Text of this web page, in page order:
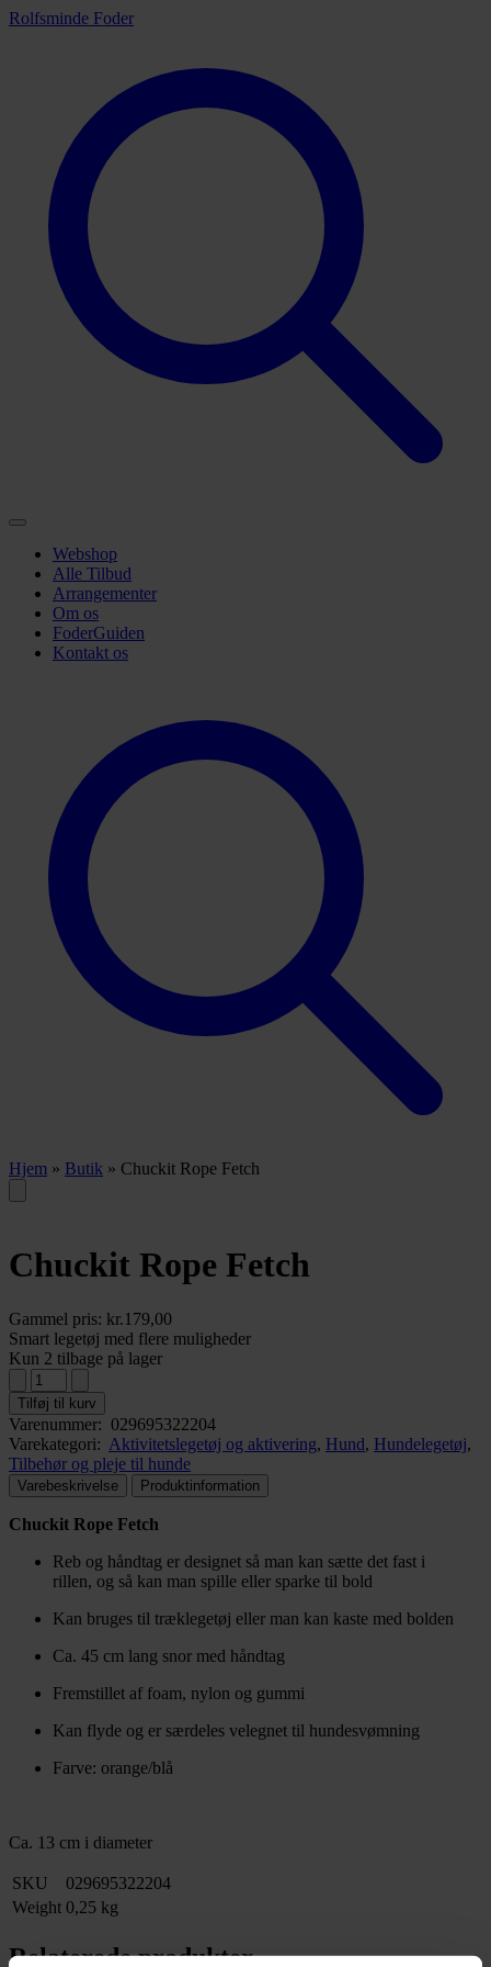
Rolfsminde Foder
Webshop
Alle Tilbud
Arrangementer
Om os
FoderGuiden
Kontakt os
Hjem » Butik » Chuckit Rope Fetch
Chuckit Rope Fetch
Gammel pris: kr.179,00
Smart legetøj med flere muligheder
Kun 2 tilbage på lager
Tilføj til kurv
Varenummer: 029695322204
Varekategori: Aktivitetslegetøj og aktivering, Hund, Hundelegetøj,
Tilbehør og pleje til hunde
Varebeskrivelse Produktinformation
Chuckit Rope Fetch
Reb og håndtag er designet så man kan sætte det fast i
rillen, og så kan man spille eller sparke til bold
Kan bruges til træklegetøj eller man kan kaste med bolden
Ca. 45 cm lang snor med håndtag
Fremstillet af foam, nylon og gummi
Kan flyde og er særdeles velegnet til hundesvømning
Farve: orange/blå
Ca. 13 cm i diameter
SKU
029695322204
Weight 0,25 kg
Relaterede produkter